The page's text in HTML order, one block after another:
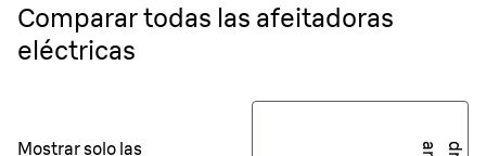
Comparar todas las afeitadoras
eléctricas
Mostrar solo las